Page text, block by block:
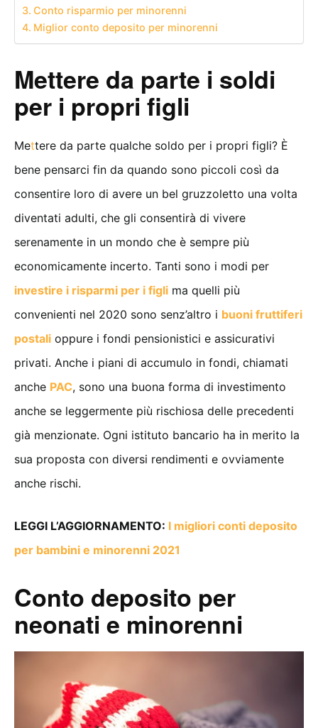
Conto risparmio per minorenni
Miglior conto deposito per minorenni
Mettere da parte i soldi
per i propri figli
Mettere da parte qualche soldo per i propri figli? È
bene pensarci fin da quando sono piccoli così da
consentire loro di avere un bel gruzzoletto una volta
diventati adulti, che gli consentirà di vivere
serenamente in un mondo che è sempre più
economicamente incerto. Tanti sono i modi per
investire i risparmi per i figli ma quelli più
convenienti nel 2020 sono senz’altro i buoni fruttiferi
postali oppure i fondi pensionistici e assicurativi
privati. Anche i piani di accumulo in fondi, chiamati
anche PAC, sono una buona forma di investimento
anche se leggermente più rischiosa delle precedenti
già menzionate. Ogni istituto bancario ha in merito la
sua proposta con diversi rendimenti e ovviamente
anche rischi.
LEGGI L’AGGIORNAMENTO: I migliori conti deposito
per bambini e minorenni 2021
Conto deposito per
neonati e minorenni